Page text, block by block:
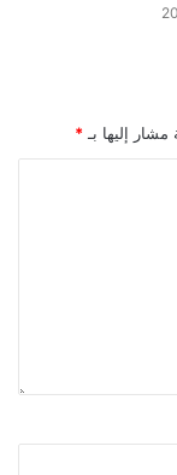
مشار إليها بـ *